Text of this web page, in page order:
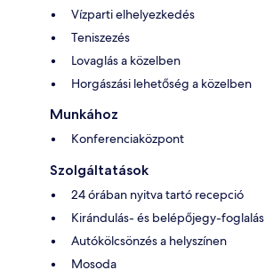
Vízparti elhelyezkedés
Teniszezés
Lovaglás a közelben
Horgászási lehetőség a közelben
Munkához
Konferenciaközpont
Szolgáltatások
24 órában nyitva tartó recepció
Kirándulás- és belépőjegy-foglalás
Autókölcsönzés a helyszínen
Mosoda